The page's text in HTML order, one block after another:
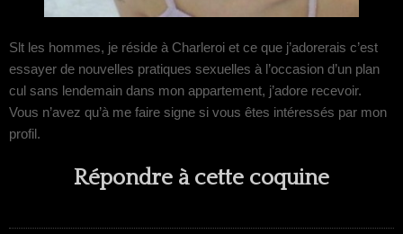
Slt les hommes, je réside à Charleroi et ce que j’adorerais c’est
essayer de nouvelles pratiques sexuelles à l’occasion d’un plan
cul sans lendemain dans mon appartement, j’adore recevoir.
Vous n’avez qu’à me faire signe si vous êtes intéressés par mon
profil.
Répondre à cette coquine